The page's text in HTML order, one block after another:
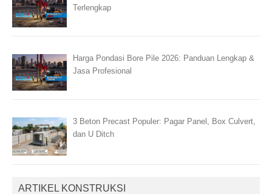
Terlengkap
Harga Pondasi Bore Pile 2026: Panduan Lengkap &
Jasa Profesional
3 Beton Precast Populer: Pagar Panel, Box Culvert,
dan U Ditch
ARTIKEL KONSTRUKSI